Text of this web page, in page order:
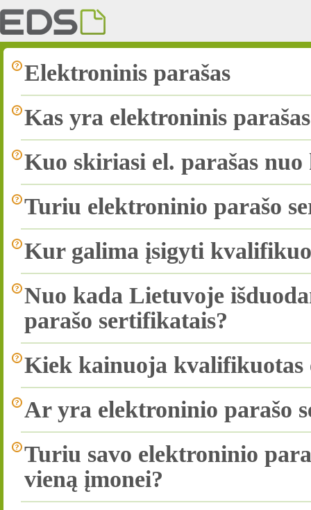
Elektroninis parašas
Kas yra elektroninis
Kuo skiriasi el. parašas
Turiu elektroninio parašo
Kur galima įsigyti
Nuo kada Lietuvoje
parašo sertifikatais?
Kiek kainuoja kvalifikuotas
Ar yra elektroninio parašo
Turiu savo elektroninio
vieną įmonei?